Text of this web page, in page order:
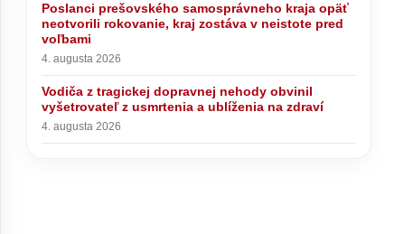
Poslanci prešovského samosprávneho kraja opäť
neotvorili rokovanie, kraj zostáva v neistote pred
voľbami
4. augusta 2026
Vodiča z tragickej dopravnej nehody obvinil
vyšetrovateľ z usmrtenia a ublíženia na zdraví
4. augusta 2026